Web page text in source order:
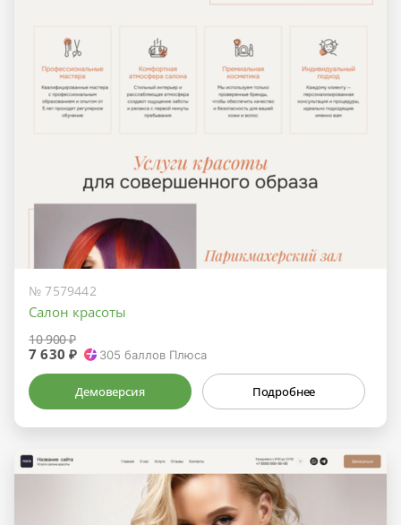
№ 7579442
Салон красоты
10 900 ₽
7 630 ₽ 305 баллов Плюса
Демоверсия Подробнее